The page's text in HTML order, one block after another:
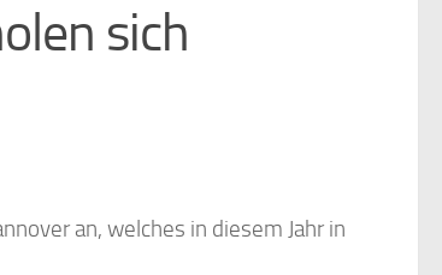
sich
an, welches in diesem Jahr in